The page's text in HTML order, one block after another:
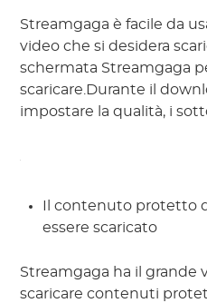
Streamgaga è facile da
video che si desidera
schermata Streamgaga
scaricare.Durante il
impostare la qualità, i
Il contenuto protetto
essere scaricato
Streamgaga ha il grande
scaricare contenuti